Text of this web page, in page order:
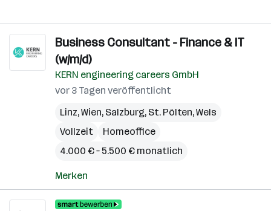
Business Consultant - Finance & IT
(w/m/d)
KERN engineering careers GmbH
vor 3 Tagen veröffentlicht
Linz,Wien, Salzburg, St. Pölten,Wels
Vollzeit
Homeoffice
4.000 € – 5.500 € monatlich
Merken